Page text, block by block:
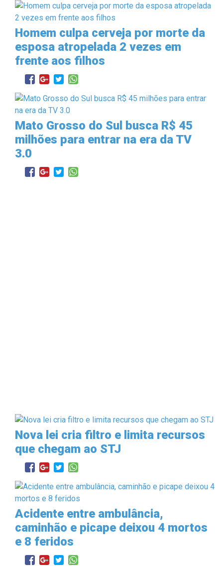
Homem culpa cerveja por morte da
esposa atropelada 2 vezes em
frente aos filhos
Mato Grosso do Sul busca R$ 45
milhões para entrar na era da TV
3.0
Nova lei cria filtro e limita recursos
que chegam ao STJ
Acidente entre ambulância,
caminhão e picape deixou 4 mortos
e 8 feridos